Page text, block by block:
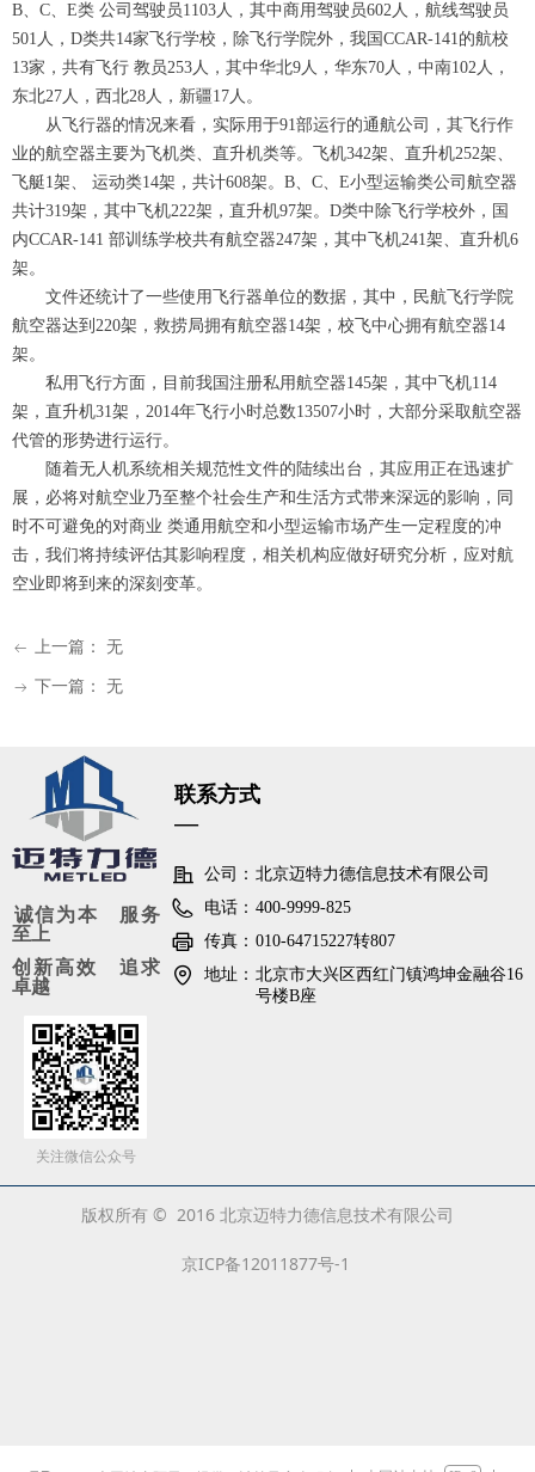
B、C、E类 公司驾驶员1103人，其中商用驾驶员602人，航线驾驶员
501人，D类共14家飞行学校，除飞行学院外，我国CCAR-141的航校
13家，共有飞行 教员253人，其中华北9人，华东70人，中南102人，
东北27人，西北28人，新疆17人。
从飞行器的情况来看，实际用于91部运行的通航公司，其飞行作
业的航空器主要为飞机类、直升机类等。飞机342架、直升机252架、
飞艇1架、 运动类14架，共计608架。B、C、E小型运输类公司航空器
共计319架，其中飞机222架，直升机97架。D类中除飞行学校外，国
内CCAR-141 部训练学校共有航空器247架，其中飞机241架、直升机6
架。
文件还统计了一些使用飞行器单位的数据，其中，民航飞行学院
航空器达到220架，救捞局拥有航空器14架，校飞中心拥有航空器14
架。
私用飞行方面，目前我国注册私用航空器145架，其中飞机114
架，直升机31架，2014年飞行小时总数13507小时，大部分采取航空器
代管的形势进行运行。
随着无人机系统相关规范性文件的陆续出台，其应用正在迅速扩
展，必将对航空业乃至整个社会生产和生活方式带来深远的影响，同
时不可避免的对商业 类通用航空和小型运输市场产生一定程度的冲
击，我们将持续评估其影响程度，相关机构应做好研究分析，应对航
空业即将到来的深刻变革。
ꂃ 上一篇： 无
ꁹ 下一篇： 无
联系方式
—
关注微信公众号
版权所有 © 2016 北京迈特力德信息技术有限公司
京ICP备12011877号-1
公司： 北京迈特力德信息技术有限公司
电话： 400-9999-825
传真： 010-64715227转807
地址： 北京市大兴区西红门镇鸿坤金融谷16
号楼B座
诚信为本 服务
至上
创新高效 追求
卓越